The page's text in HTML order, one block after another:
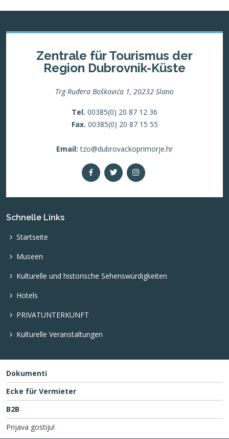
Zentrale für Tourismus der
Region Dubrovnik-Küste
Trg Ruđera Boškovića 1, 20232 Slano
Tel. 00385(0) 20 87 12 36
Fax. 00385(0) 20 87 15 55
Email: tzo@dubrovackoprimorje.hr
Schnelle Links
Startseite
Museen
Kulturelle und historische Sehenswürdigkeiten
Hotels
PRIVATUNTERKUNFT
Kulturelle Veranstaltungen
Dokumenti
Ecke für Vermieter
B2B
Prijava gostiju!